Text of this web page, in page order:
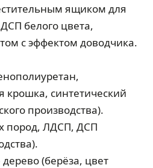
ящиком для
белого цвета,
с эффектом доводчика.
крошка, синтетический
производства).
пород, ЛДСП, ДСП
(берёза, цвет